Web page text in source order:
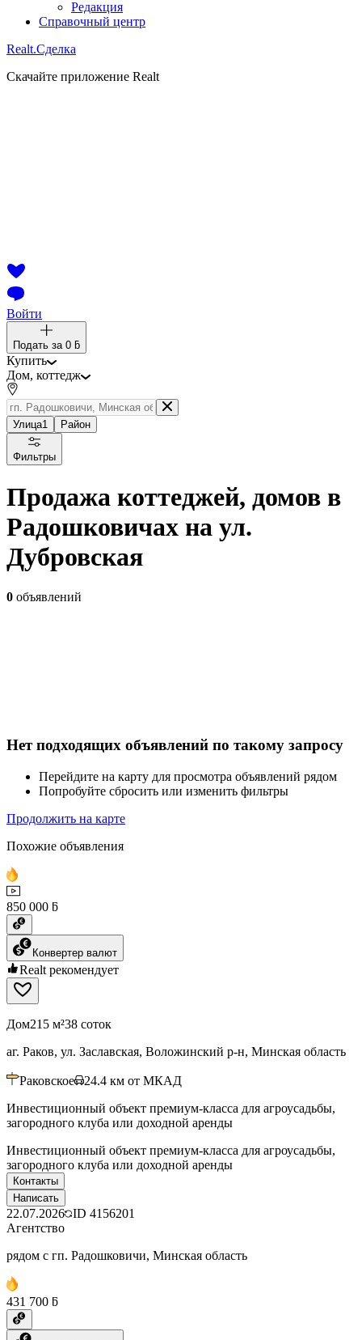
Редакция
Справочный центр
Realt.Сделка
Скачайте приложение Realt
Войти
Подать за 0 ƃ
Купить
Дом, коттедж
Улица1 Район
Фильтры
Продажа коттеджей, домов в
Радошковичах на ул.
Дубровская
0 объявлений
Нет подходящих объявлений по такому запросу
Перейдите на карту для просмотра объявлений рядом
Попробуйте сбросить или изменить фильтры
Продолжить на карте
Похожие объявления
850 000 ƃ
Конвертер валют
Realt рекомендует
Дом215 м²38 соток
аг. Раков, ул. Заславская, Воложинский р-н, Минская область
Раковское 24.4 км от МКАД
Инвестиционный объект премиум-класса для агроусадьбы,
загородного клуба или доходной аренды
Инвестиционный объект премиум-класса для агроусадьбы,
загородного клуба или доходной аренды
Контакты
Написать
22.07.2026 ID 4156201
Агентство
рядом с гп. Радошковичи, Минская область
431 700 ƃ